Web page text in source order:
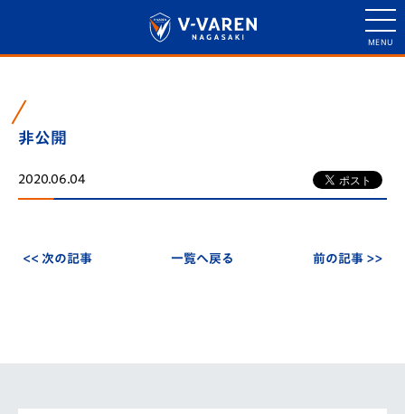
非公開
2020.06.04
<< 次の記事 一覧へ戻る 前の記事 >>